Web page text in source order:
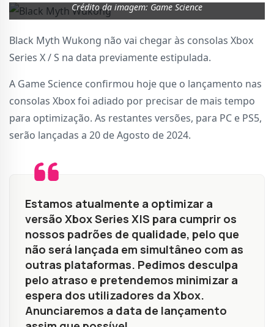
Crédito da imagem: Game Science
Black Myth Wukong não vai chegar às consolas Xbox
Series X / S na data previamente estipulada.
A Game Science confirmou hoje que o lançamento nas
consolas Xbox foi adiado por precisar de mais tempo
para optimização. As restantes versões, para PC e PS5,
serão lançadas a 20 de Agosto de 2024.
Estamos atualmente a optimizar a
versão Xbox Series X|S para cumprir os
nossos padrões de qualidade, pelo que
não será lançada em simultâneo com as
outras plataformas. Pedimos desculpa
pelo atraso e pretendemos minimizar a
espera dos utilizadores da Xbox.
Anunciaremos a data de lançamento